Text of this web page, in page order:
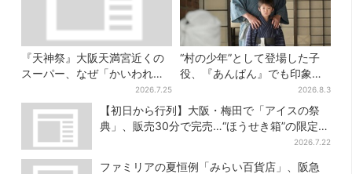
『天神祭』大阪天満宮近くの
スーパー、なぜ「かいわれ」
が山積み？ 実は昔ながらの食
文化
2026.7.25
“村の少年”として登場した子
役、『あんぱん』でも印象的
だった…視聴者驚き「どうり
で演技上手だと」
2026.8.3
【初日から行列】大阪・梅田で「アイスの祭
典」、販売30分で完売…“ほうせき箱”の限定メ
2026.7.22
ファミリアの夏恒例「みらい百貨店」、阪急